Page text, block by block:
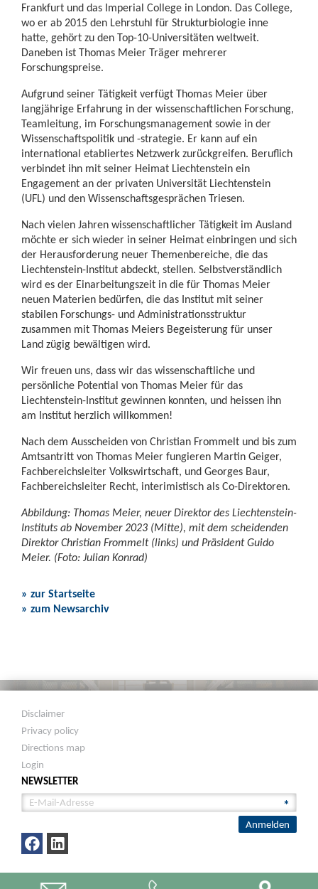
Frankfurt und das Imperial College in London. Das College,
wo er ab 2015 den Lehrstuhl für Strukturbiologie inne
hatte, gehört zu den Top-10-Universitäten weltweit.
Daneben ist Thomas Meier Träger mehrerer
Forschungspreise.
Aufgrund seiner Tätigkeit verfügt Thomas Meier über
langjährige Erfahrung in der wissenschaftlichen Forschung,
Teamleitung, im Forschungsmanagement sowie in der
Wissenschaftspolitik und -strategie. Er kann auf ein
international etabliertes Netzwerk zurückgreifen. Beruflich
verbindet ihn mit seiner Heimat Liechtenstein ein
Engagement an der privaten Universität Liechtenstein
(UFL) und den Wissenschaftsgesprächen Triesen.
Nach vielen Jahren wissenschaftlicher Tätigkeit im Ausland
möchte er sich wieder in seiner Heimat einbringen und sich
der Herausforderung neuer Themenbereiche, die das
Liechtenstein-Institut abdeckt, stellen. Selbstverständlich
wird es der Einarbeitungszeit in die für Thomas Meier
neuen Materien bedürfen, die das Institut mit seiner
stabilen Forschungs- und Administrationsstruktur
zusammen mit Thomas Meiers Begeisterung für unser
Land zügig bewältigen wird.
Wir freuen uns, dass wir das wissenschaftliche und
persönliche Potential von Thomas Meier für das
Liechtenstein-Institut gewinnen konnten, und heissen ihn
am Institut herzlich willkommen!
Nach dem Ausscheiden von Christian Frommelt und bis zum
Amtsantritt von Thomas Meier fungieren Martin Geiger,
Fachbereichsleiter Volkswirtschaft, und Georges Baur,
Fachbereichsleiter Recht, interimistisch als Co-Direktoren.
Abbildung: Thomas Meier, neuer Direktor des Liechtenstein-
Instituts ab November 2023 (Mitte), mit dem scheidenden
Direktor Christian Frommelt (links) und Präsident Guido
Meier. (Foto: Julian Konrad)
» zur Startseite
» zum Newsarchiv
Disclaimer
Privacy policy
Directions map
Login
NEWSLETTER